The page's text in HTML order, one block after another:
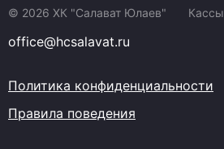
© 2026 ХК "Салават Юлаев" Кассы
office@hcsalavat.ru
Политика конфиденциальности
Правила поведения